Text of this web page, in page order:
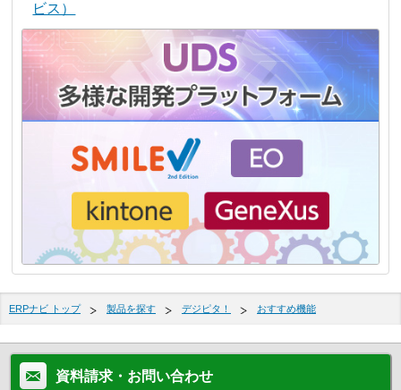
ビス）
ERPナビ トップ 製品を探す デジピタ！ おすすめ機能
資料請求・お問い合わせ